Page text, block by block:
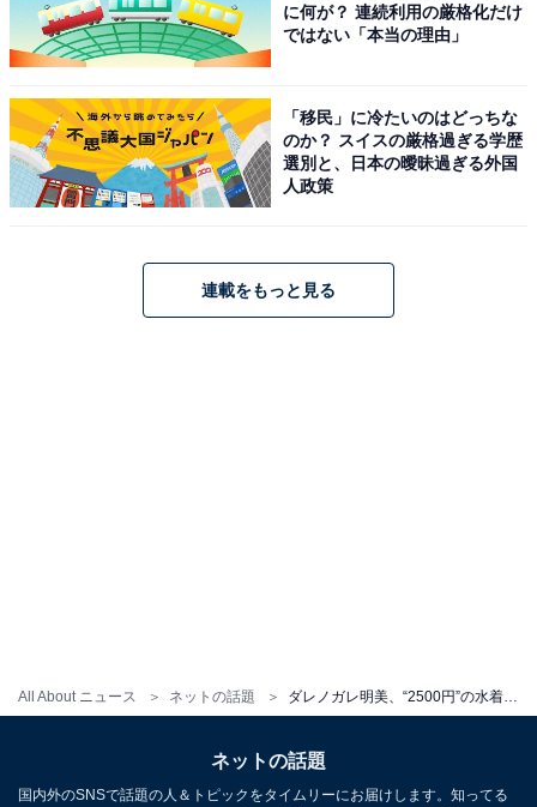
All About ニュース ネットの話題
に何が？ 連続利用の厳格化だけ
ではない「本当の理由」
「移民」に冷たいのはどっちな
のか？ スイスの厳格過ぎる学歴
選別と、日本の曖昧過ぎる外国
人政策
連載をもっと見る
ネットの話題
国内外のSNSで話題の人＆トピックをタイムリーにお届けします。知ってる